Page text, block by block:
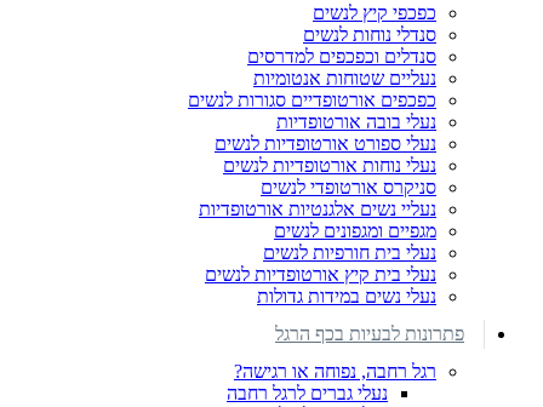
כפכפי קיץ לנשים
סנדלי נוחות לנשים
סנדלים וכפכפים למדרסים
נעליים שטוחות אנטומיות
כפכפים אורטופדיים סגורות לנשים
נעלי בובה אורטופדיות
נעלי ספורט אורטופדיות לנשים
נעלי נוחות אורטופדיות לנשים
סניקרס אורטופדי לנשים
נעליי נשים אלגנטיות אורטופדיות
מגפיים ומגפונים לנשים
נעלי בית חורפיות לנשים
נעלי בית קיץ אורטופדיות לנשים
נעלי נשים במידות גדולות
פתרונות לבעיות בכף הרגל
רגל רחבה, נפוחה או רגישה?
נעלי גברים לרגל רחבה